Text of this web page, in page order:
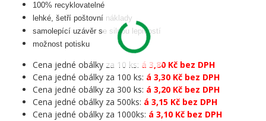
100% recyklovatelné
lehké, šetří poštovní náklady
samolepící uzávěr se silnou lepivostí
možnost potisku
Cena jedné obálky za 10 ks: á 3,80 Kč bez DPH
Cena jedné obálky za 100 ks: á 3,30 Kč bez DPH
Cena jedné obálky za 300 ks: á 3,20 Kč bez DPH
Cena jedné obálky za 500ks: á 3,15 Kč bez DPH
Cena jedné obálky za 1000ks: á 3,10 Kč bez DPH